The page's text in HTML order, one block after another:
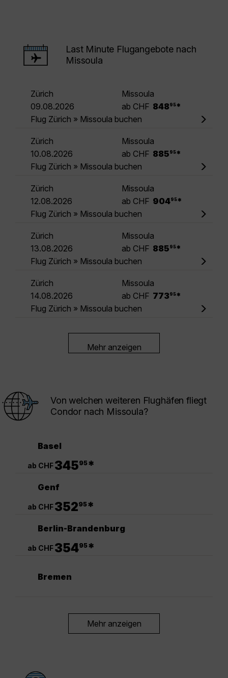
Last Minute Flugangebote nach
Missoula
Zürich
Missoula
09.08.2026
ab CHF 848 95 *
Flug Zürich » Missoula buchen
Zürich
Missoula
10.08.2026
ab CHF 885 95 *
Flug Zürich » Missoula buchen
Zürich
Missoula
12.08.2026
ab CHF 90495 *
Flug Zürich » Missoula buchen
Zürich
Missoula
13.08.2026
ab CHF 885 95 *
Flug Zürich » Missoula buchen
Zürich
Missoula
14.08.2026
ab CHF 773 95 *
Flug Zürich » Missoula buchen
Mehr anzeigen
Von welchen weiteren Flughäfen fliegt
Condor nach Missoula?
Basel
ab CHF34595*
Genf
ab CHF35295*
Berlin-Brandenburg
ab CHF35495*
Bremen
Mehr anzeigen